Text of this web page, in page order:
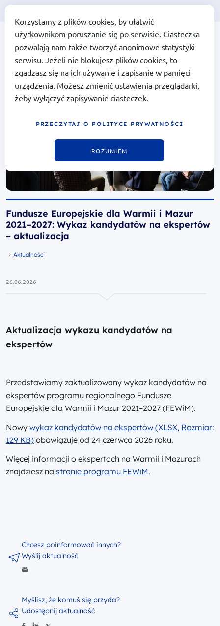
Portal Funduszy Europejskich
Portal Funduszy
Europejskich
Fundusze Europejskie dla Warmii i Mazur
2021–2027: Wykaz kandydatów na ekspertów
– aktualizacja
Aktualności
26.06.2026
Aktualizacja wykazu kandydatów na
ekspertów
Przedstawiamy zaktualizowany wykaz kandydatów na
ekspertów programu regionalnego Fundusze
Europejskie dla Warmii i Mazur 2021–2027 (FEWiM).
Nowy wykaz kandydatów na ekspertów (XLSX, Rozmiar:
129 KB) obowiązuje od 24 czerwca 2026 roku.
Więcej informacji o ekspertach na Warmii i Mazurach
znajdziesz na stronie programu FEWiM.
Myślisz, że komuś się przyda?
Udostępnij aktualność
Chcesz poinformować innych?
Wyślij aktualność
Korzystamy z plików cookies, by ułatwić
użytkownikom poruszanie się po serwisie. Ciasteczka
pozwalają nam także tworzyć anonimowe statystyki
serwisu. Jeżeli nie blokujesz plików cookies, to
zgadzasz się na ich używanie i zapisanie w pamięci
urządzenia. Możesz zmienić ustawienia przeglądarki,
żeby wyłączyć zapisywanie ciasteczek.
PRZECZYTAJ O POLITYCE PRYWATNOŚCI
ROZUMIEM